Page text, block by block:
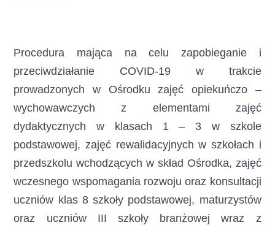
Procedura mająca na celu zapobieganie i
przeciwdziałanie COVID-19 w trakcie
prowadzonych w Ośrodku zajęć opiekuńczo –
wychowawczych z elementami zajęć
dydaktycznych w klasach 1 – 3 w szkole
podstawowej, zajęć rewalidacyjnych w szkołach i
przedszkolu wchodzących w skład Ośrodka, zajęć
wczesnego wspomagania rozwoju oraz konsultacji
uczniów klas 8 szkoły podstawowej, maturzystów
oraz uczniów III szkoły branżowej wraz z